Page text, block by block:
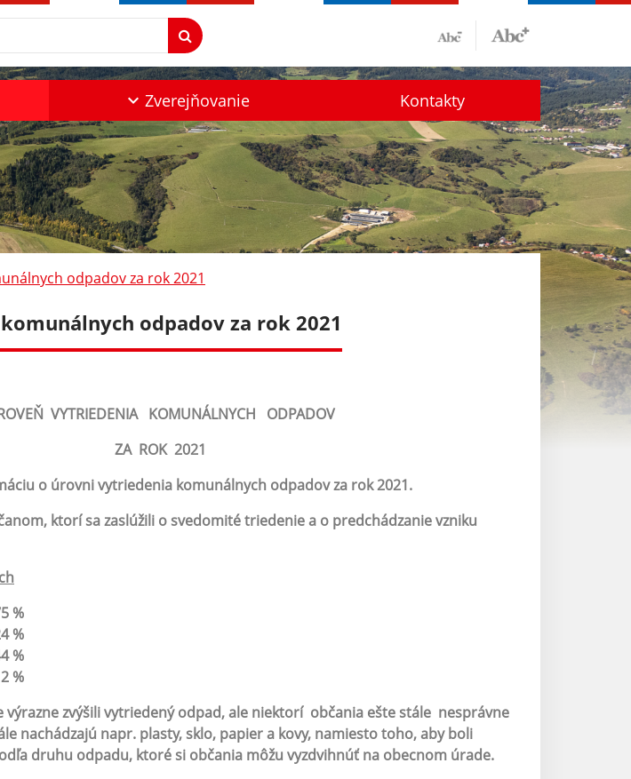
Zverejňovanie Kontakty
odpadov za rok 2021
odpadov za rok 2021
VYTRIEDENIA KOMUNÁLNYCH ODPADOV
ZA ROK 2021
o úrovni vytriedenia komunálnych odpadov za rok 2021.
ktorí sa zaslúžili o svedomité triedenie a o predchádzanie vzniku
%
%
výrazne zvýšili vytriedený odpad, ale niektorí občania ešte stále nesprávne
nachádzajú napr. plasty, sklo, papier a kovy, namiesto toho, aby boli
druhu odpadu, ktoré si občania môžu vyzdvihnúť na obecnom úrade.